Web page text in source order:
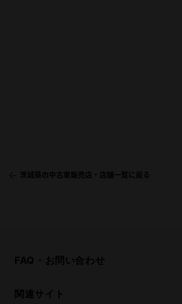
茨城県の中古車販売店・店舗一覧に戻る
FAQ・お問い合わせ
関連サイト